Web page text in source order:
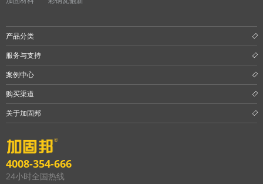
产品分类
服务与支持
案例中心
购买渠道
关于加固邦
4008-354-666
24小时全国热线